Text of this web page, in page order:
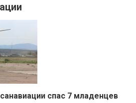
спас 7 младенцев